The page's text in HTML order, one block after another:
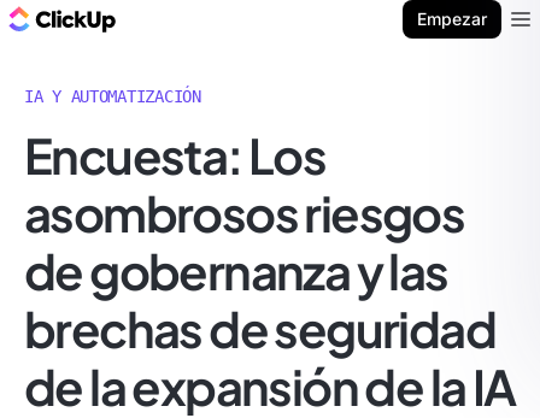
Empezar
IA Y AUTOMATIZACIÓN
Encuesta: Los
asombrosos riesgos
de gobernanza y las
brechas de seguridad
de la expansión de la IA